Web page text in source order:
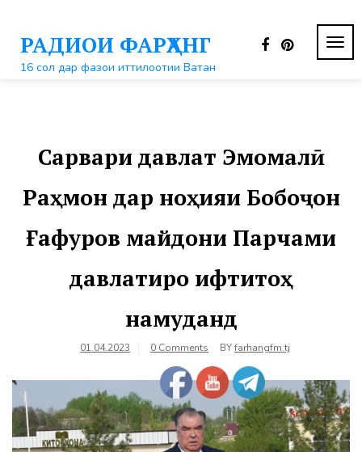
контентуРАДИОИ ФАРҲАНГ
16 сол дар фазои иттилоотии Ватан
Сарвари давлат Эмомалӣ
Раҳмон дар ноҳияи Бобоҷон
Ғафуров майдони Парчами
давлатиро ифтитоҳ
намуданд
01.04.2023 0 Comments BYfarhangfm.tj